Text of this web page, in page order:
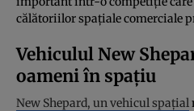
călătoriilor spațiale comerciale
Vehiculul New
oameni în spațiu
New Shepard, un vehicul spațial